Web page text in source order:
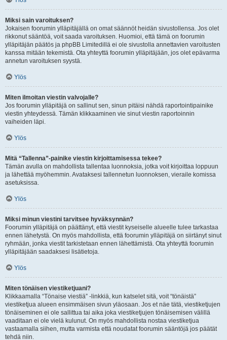
Miksi sain varoituksen?
Jokaisen foorumin ylläpitäjällä on omat säännöt heidän sivustollensa. Jos olet
rikkonut sääntöä, voit saada varoituksen. Huomioi, että tämä on foorumin
ylläpitäjän päätös ja phpBB Limitedillä ei ole sivustolla annettavien varoitusten
kanssa mitään tekemistä. Ota yhteyttä foorumin ylläpitäjään, jos olet epävarma
annetun varoituksen syystä.
Ylös
Miten ilmoitan viestin valvojalle?
Jos foorumin ylläpitäjä on sallinut sen, sinun pitäisi nähdä raportointipainike
viestin yhteydessä. Tämän klikkaaminen vie sinut viestin raportoinnin
vaiheiden läpi.
Ylös
Mitä “Tallenna”-painike viestin kirjoittamisessa tekee?
Tämän avulla on mahdollista tallentaa luonnoksia, jotka voit kirjoittaa loppuun
ja lähettää myöhemmin. Avataksesi tallennetun luonnoksen, vieraile komissa
asetuksissa.
Ylös
Miksi minun viestini tarvitsee hyväksynnän?
Foorumin ylläpitäjä on päättänyt, että viestit kyseiselle alueelle tulee tarkastaa
ennen lähetystä. On myös mahdollista, että foorumin ylläpitäjä on siirtänyt sinut
ryhmään, jonka viestit tarkistetaan ennen lähettämistä. Ota yhteyttä foorumin
ylläpitäjään saadaksesi lisätietoja.
Ylös
Miten tönäisen viestiketjuani?
Klikkaamalla “Tönaise viestiä” -linkkiä, kun katselet sitä, voit “tönäistä”
viestiketjua alueen ensimmäisen sivun yläosaan. Jos et näe tätä, viestiketjujen
tönäiseminen ei ole sallittua tai aika joka viestiketjujen tönäisemisen välillä
vaaditaan ei ole vielä kulunut. On myös mahdollista nostaa viestiketjua
vastaamalla siihen, mutta varmista että noudatat foorumin sääntöjä jos päätät
tehdä niin.